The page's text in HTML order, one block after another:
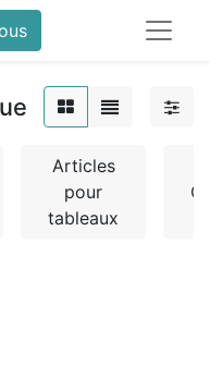
Articles
pour
tableaux